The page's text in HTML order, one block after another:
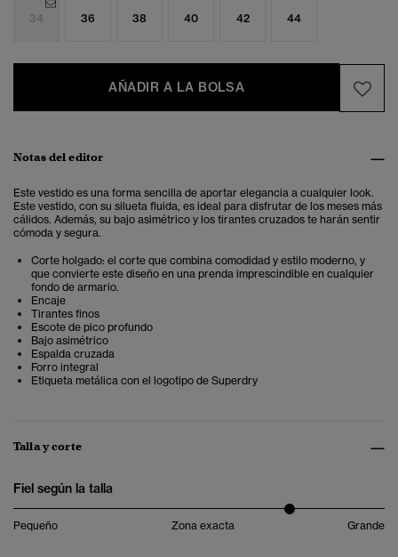
34 36 38 40 42 44
AÑADIR A LA BOLSA
Notas del editor
Este vestido es una forma sencilla de aportar elegancia a cualquier look.
Este vestido, con su silueta fluida, es ideal para disfrutar de los meses más
cálidos. Además, su bajo asimétrico y los tirantes cruzados te harán sentir
cómoda y segura.
Corte holgado: el corte que combina comodidad y estilo moderno, y
que convierte este diseño en una prenda imprescindible en cualquier
fondo de armario.
Encaje
Tirantes finos
Escote de pico profundo
Bajo asimétrico
Espalda cruzada
Forro integral
Etiqueta metálica con el logotipo de Superdry
Talla y corte
Fiel según la talla
Pequeño Zona exacta Grande